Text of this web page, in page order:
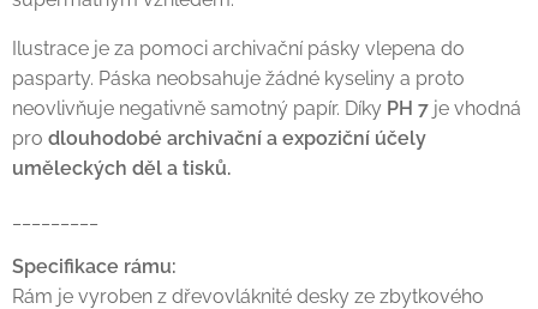
Ilustrace je za pomoci archivační pásky vlepena do
pasparty. Páska neobsahuje žádné kyseliny a proto
neovlivňuje negativně samotný papír. Díky PH 7 je vhodná
pro dlouhodobé archivační a expoziční účely
uměleckých děl a tisků.
Specifikace rámu:
Rám je vyroben z dřevovláknité desky ze zbytkového